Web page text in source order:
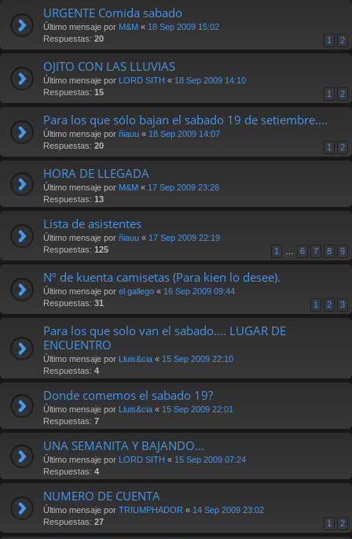
URGENTE Comida sabado
Último mensaje por M&M « 18 Sep 2009 15:02
Respuestas: 20 1 2
OJITO CON LAS LLUVIAS
Último mensaje por LORD SITH « 18 Sep 2009 14:10
Respuestas: 15 1 2
Para los que sólo bajan el sabado 19 de setiembre....
Último mensaje por ñiauu « 18 Sep 2009 14:07
Respuestas: 20 1 2
HORA DE LLEGADA
Último mensaje por M&M « 17 Sep 2009 23:26
Respuestas: 13
Lista de asistentes
Último mensaje por ñiauu « 17 Sep 2009 22:19
Respuestas: 125 1 6 7 8 9
Nº de kuenta camisetas (Para kien lo desee).
Último mensaje por el gallego « 16 Sep 2009 09:44
Respuestas: 31 1 2 3
Para los que solo van el sabado.... LUGAR DE
ENCUENTRO
Último mensaje por Lluis&cia « 15 Sep 2009 22:10
Respuestas: 4
Donde comemos el sabado 19?
Último mensaje por Lluis&cia « 15 Sep 2009 22:01
Respuestas: 7
UNA SEMANITA Y BAJANDO...
Último mensaje por LORD SITH « 15 Sep 2009 07:24
Respuestas: 4
NUMERO DE CUENTA
Último mensaje por TRIUMPHADOR « 14 Sep 2009 23:02
Respuestas: 27 1 2